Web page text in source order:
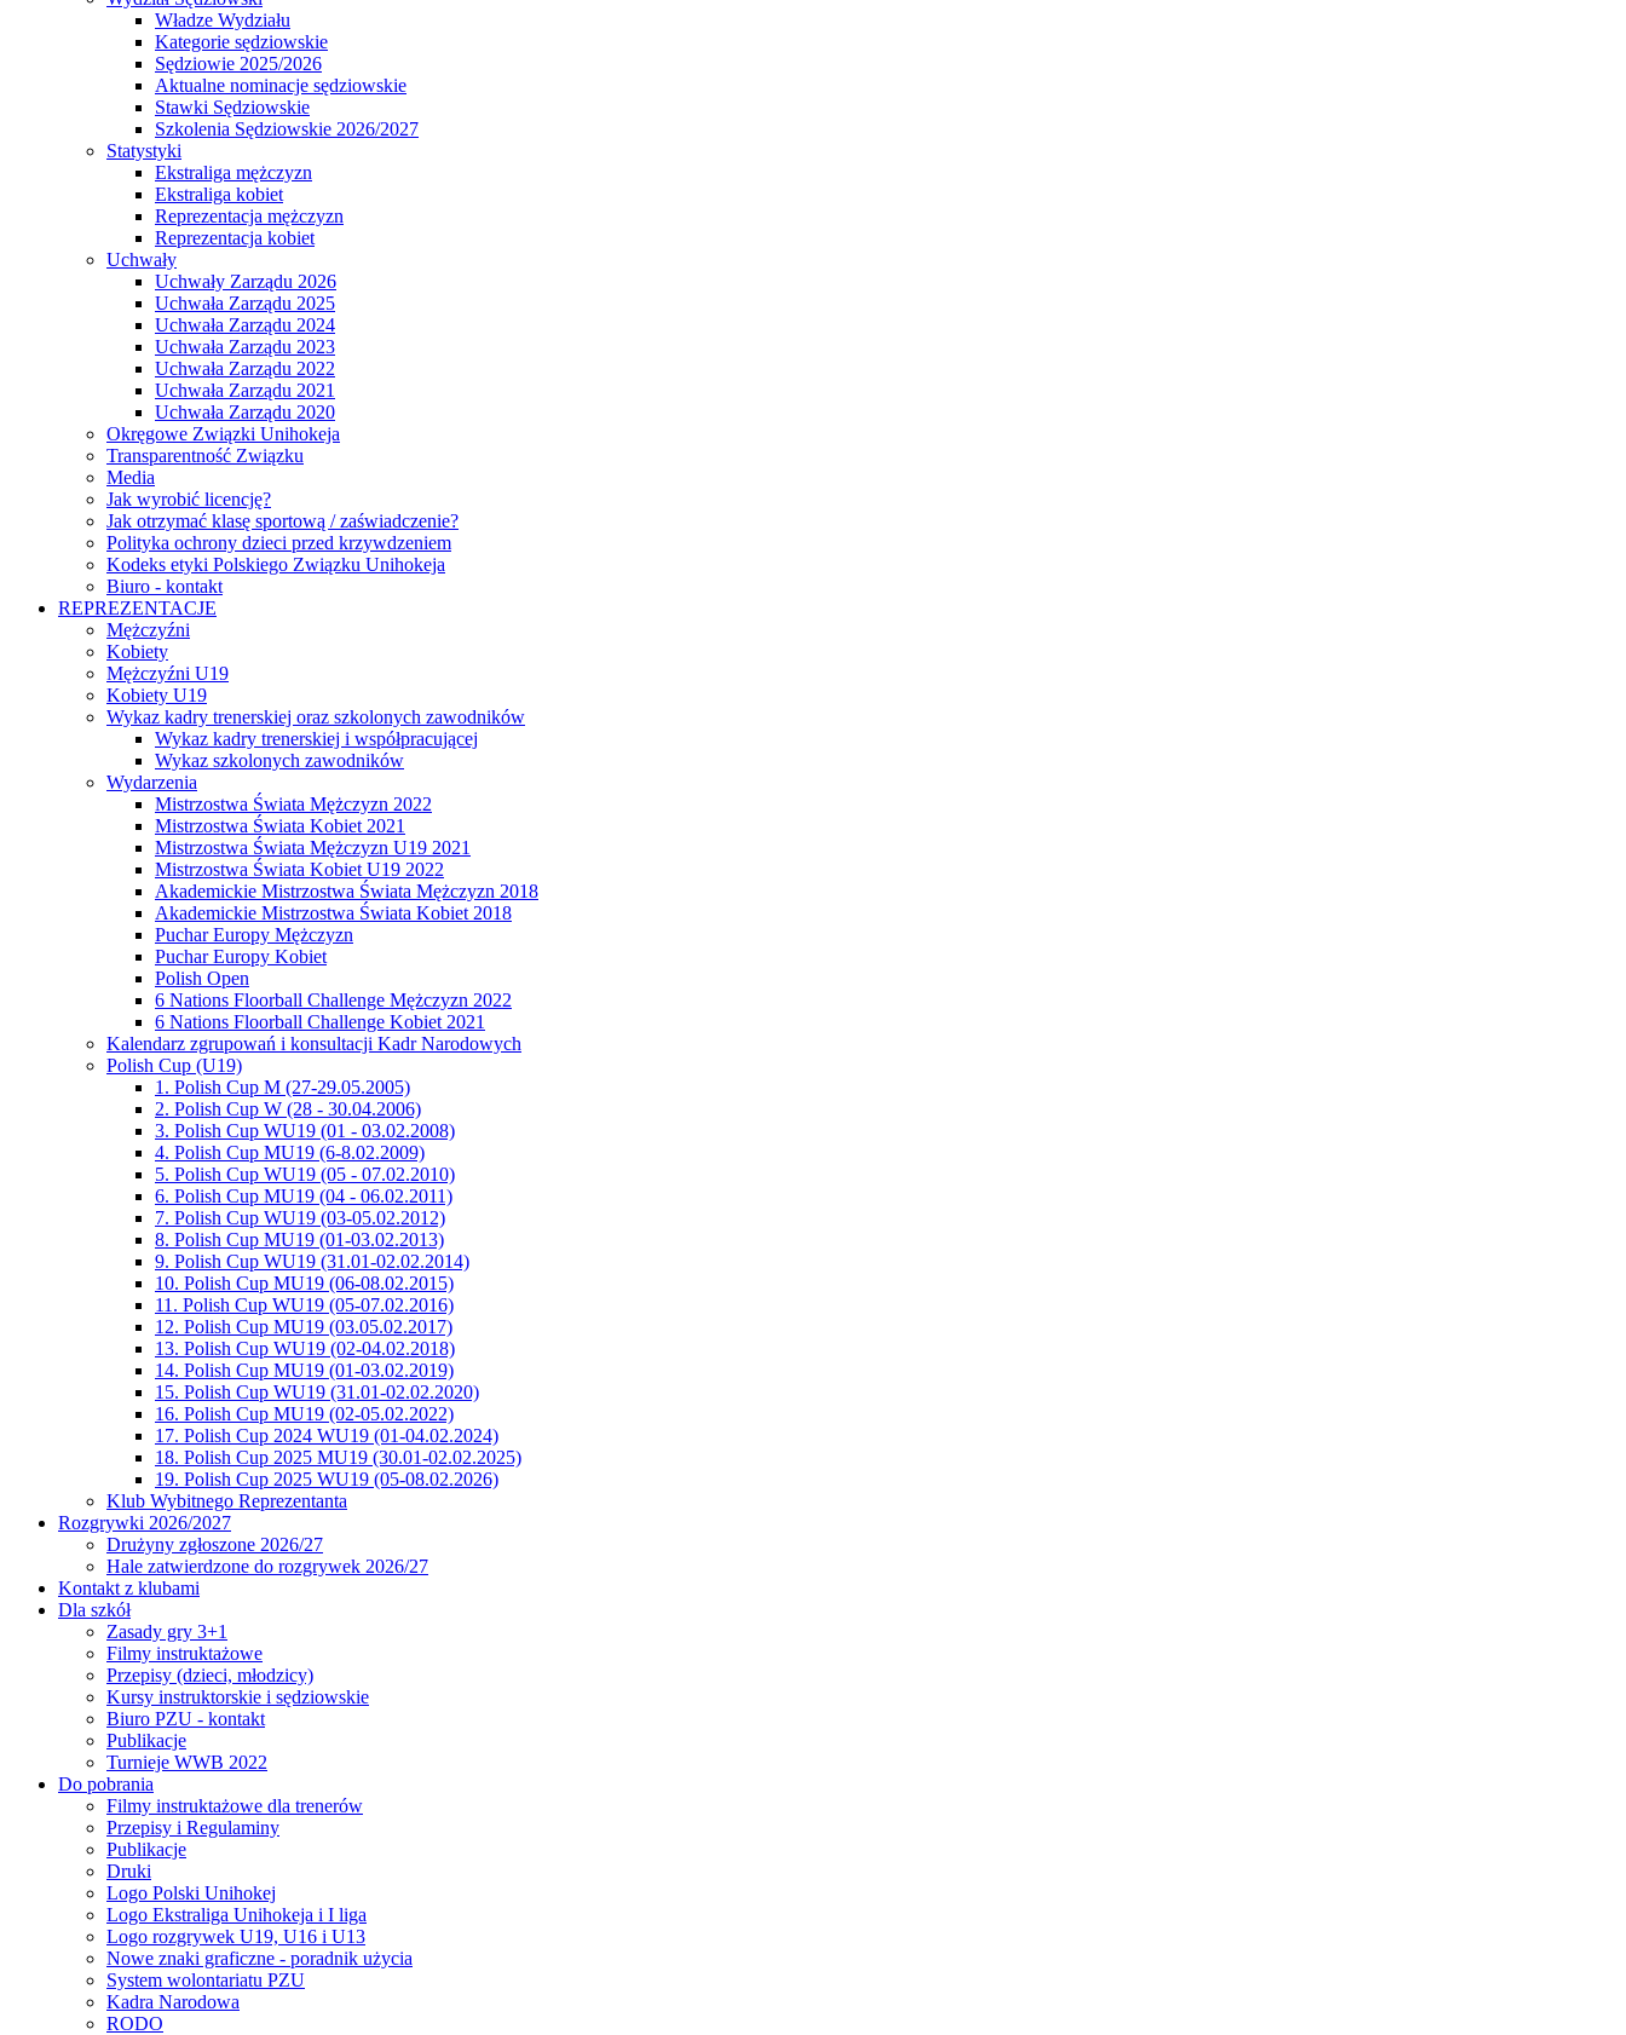
Władze Wydziału
Kategorie sędziowskie
Sędziowie 2025/2026
Aktualne nominacje sędziowskie
Stawki Sędziowskie
Szkolenia Sędziowskie 2026/2027
Statystyki
Ekstraliga mężczyzn
Ekstraliga kobiet
Reprezentacja mężczyzn
Reprezentacja kobiet
Uchwały
Uchwały Zarządu 2026
Uchwała Zarządu 2025
Uchwała Zarządu 2024
Uchwała Zarządu 2023
Uchwała Zarządu 2022
Uchwała Zarządu 2021
Uchwała Zarządu 2020
Okręgowe Związki Unihokeja
Transparentność Związku
Media
Jak wyrobić licencję?
Jak otrzymać klasę sportową / zaświadczenie?
Polityka ochrony dzieci przed krzywdzeniem
Kodeks etyki Polskiego Związku Unihokeja
Biuro - kontakt
REPREZENTACJE
Mężczyźni
Kobiety
Mężczyźni U19
Kobiety U19
Wykaz kadry trenerskiej oraz szkolonych zawodników
Wykaz kadry trenerskiej i współpracującej
Wykaz szkolonych zawodników
Wydarzenia
Mistrzostwa Świata Mężczyzn 2022
Mistrzostwa Świata Kobiet 2021
Mistrzostwa Świata Mężczyzn U19 2021
Mistrzostwa Świata Kobiet U19 2022
Akademickie Mistrzostwa Świata Mężczyzn 2018
Akademickie Mistrzostwa Świata Kobiet 2018
Puchar Europy Mężczyzn
Puchar Europy Kobiet
Polish Open
6 Nations Floorball Challenge Mężczyzn 2022
6 Nations Floorball Challenge Kobiet 2021
Kalendarz zgrupowań i konsultacji Kadr Narodowych
Polish Cup (U19)
1. Polish Cup M (27-29.05.2005)
2. Polish Cup W (28 - 30.04.2006)
3. Polish Cup WU19 (01 - 03.02.2008)
4. Polish Cup MU19 (6-8.02.2009)
5. Polish Cup WU19 (05 - 07.02.2010)
6. Polish Cup MU19 (04 - 06.02.2011)
7. Polish Cup WU19 (03-05.02.2012)
8. Polish Cup MU19 (01-03.02.2013)
9. Polish Cup WU19 (31.01-02.02.2014)
10. Polish Cup MU19 (06-08.02.2015)
11. Polish Cup WU19 (05-07.02.2016)
12. Polish Cup MU19 (03.05.02.2017)
13. Polish Cup WU19 (02-04.02.2018)
14. Polish Cup MU19 (01-03.02.2019)
15. Polish Cup WU19 (31.01-02.02.2020)
16. Polish Cup MU19 (02-05.02.2022)
17. Polish Cup 2024 WU19 (01-04.02.2024)
18. Polish Cup 2025 MU19 (30.01-02.02.2025)
19. Polish Cup 2025 WU19 (05-08.02.2026)
Klub Wybitnego Reprezentanta
Rozgrywki 2026/2027
Drużyny zgłoszone 2026/27
Hale zatwierdzone do rozgrywek 2026/27
Kontakt z klubami
Dla szkół
Zasady gry 3+1
Filmy instruktażowe
Przepisy (dzieci, młodzicy)
Kursy instruktorskie i sędziowskie
Biuro PZU - kontakt
Publikacje
Turnieje WWB 2022
Do pobrania
Filmy instruktażowe dla trenerów
Przepisy i Regulaminy
Publikacje
Druki
Logo Polski Unihokej
Logo Ekstraliga Unihokeja i I liga
Logo rozgrywek U19, U16 i U13
Nowe znaki graficzne - poradnik użycia
System wolontariatu PZU
Kadra Narodowa
RODO